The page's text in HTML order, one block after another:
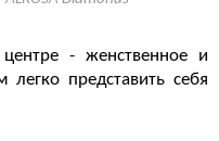
- женственное и
представить себя